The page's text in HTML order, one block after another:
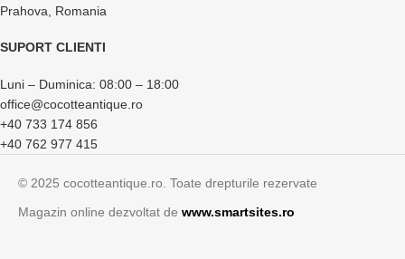
Prahova, Romania
SUPORT CLIENTI
Luni – Duminica: 08:00 – 18:00
office@cocotteantique.ro
+40 733 174 856
+40 762 977 415
© 2025 cocotteantique.ro. Toate drepturile rezervate
Magazin online dezvoltat de www.smartsites.ro